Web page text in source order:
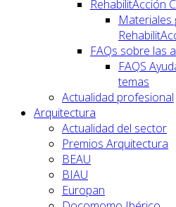
RehabilitAcción
Materiales
FAQs sobre las
FAQS
temas
Actualidad profesional
Arquitectura
Actualidad del sector
Premios Arquitectura
BEAU
BIAU
Europan